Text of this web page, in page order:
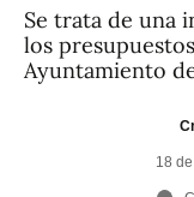
Se trata de una
los
Ayuntamiento
18